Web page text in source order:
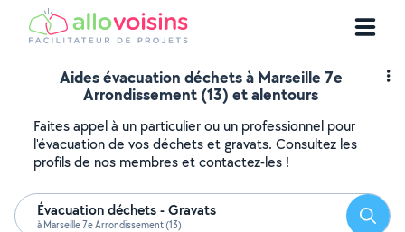
Aides évacuation déchets à Marseille 7e
Arrondissement (13) et alentours
Faites appel à un particulier ou un professionnel pour
l'évacuation de vos déchets et gravats. Consultez les
profils de nos membres et contactez-les !
Évacuation déchets - Gravats
à Marseille 7e Arrondissement (13)